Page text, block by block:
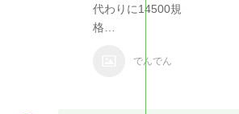
代わりに14500規
格…
でんでん